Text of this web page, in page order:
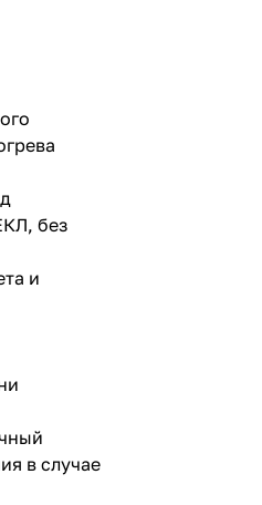
без
и
в случае